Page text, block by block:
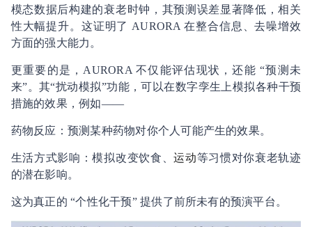
模态数据后构建的衰老时钟，其预测误差显著降低，相关
性大幅提升。这证明了 AURORA 在整合信息、去噪增效
方面的强大能力。
更重要的是，AURORA 不仅能评估现状，还能 “预测未
来”。其“扰动模拟”功能，可以在数字孪生上模拟各种干预
措施的效果，例如——
药物反应：预测某种药物对你个人可能产生的效果。
生活方式影响：模拟改变饮食、运动等习惯对你衰老轨迹
的潜在影响。
这为真正的 “个性化干预” 提供了前所未有的预演平台。